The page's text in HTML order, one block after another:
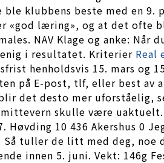
klubbens beste med en
«god læring», og at det
NAV Klage og anke:
i resultatet. Kriterier Real
henholdsvis 15. mars og
på E-post, tlf, eller best av
det desto mer
skulle være
10 436 Akershus 0
Så tuller de litt med deg,
innen 5. juni. Vekt: 146g